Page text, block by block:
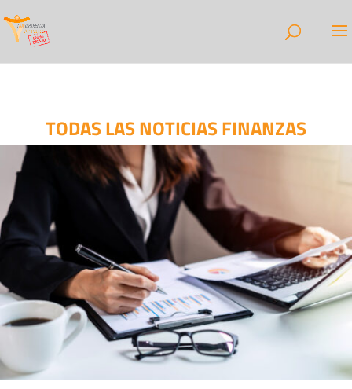
TODAS LAS NOTICIAS FINANZAS